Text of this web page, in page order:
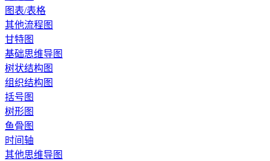
图表/表格
其他流程图
甘特图
基础思维导图
树状结构图
组织结构图
括号图
树形图
鱼骨图
时间轴
其他思维导图